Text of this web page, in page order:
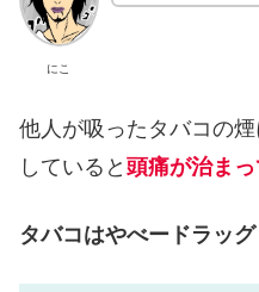
にこ
他人が吸ったタバコの
していると 頭痛が治まっ
タバコはやべードラッグ